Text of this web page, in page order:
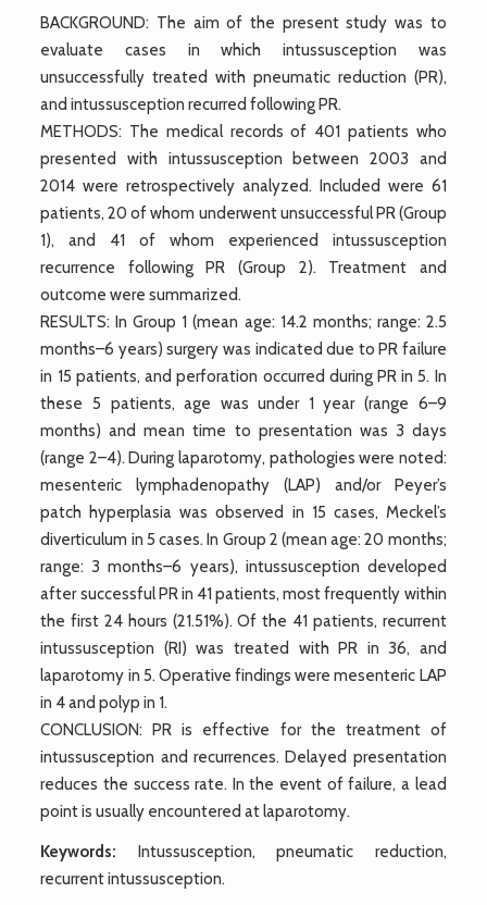
BACKGROUND: The aim of the present study was to
evaluate cases in which intussusception was
unsuccessfully treated with pneumatic reduction (PR),
and intussusception recurred following PR.
METHODS: The medical records of 401 patients who
presented with intussusception between 2003 and
2014 were retrospectively analyzed. Included were 61
patients, 20 of whom underwent unsuccessful PR (Group
1), and 41 of whom experienced intussusception
recurrence following PR (Group 2). Treatment and
outcome were summarized.
RESULTS: In Group 1 (mean age: 14.2 months; range: 2.5
months–6 years) surgery was indicated due to PR failure
in 15 patients, and perforation occurred during PR in 5. In
these 5 patients, age was under 1 year (range 6–9
months) and mean time to presentation was 3 days
(range 2–4). During laparotomy, pathologies were noted:
mesenteric lymphadenopathy (LAP) and/or Peyer’s
patch hyperplasia was observed in 15 cases, Meckel’s
diverticulum in 5 cases. In Group 2 (mean age: 20 months;
range: 3 months–6 years), intussusception developed
after successful PR in 41 patients, most frequently within
the first 24 hours (21.51%). Of the 41 patients, recurrent
intussusception (RI) was treated with PR in 36, and
laparotomy in 5. Operative findings were mesenteric LAP
in 4 and polyp in 1.
CONCLUSION: PR is effective for the treatment of
intussusception and recurrences. Delayed presentation
reduces the success rate. In the event of failure, a lead
point is usually encountered at laparotomy.
Keywords: Intussusception, pneumatic reduction,
recurrent intussusception.